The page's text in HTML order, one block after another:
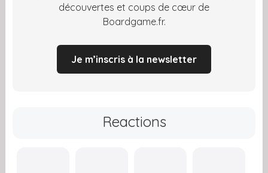
découvertes et coups de cœur de
Boardgame.fr.
Je m’inscris à la newsletter
Reactions